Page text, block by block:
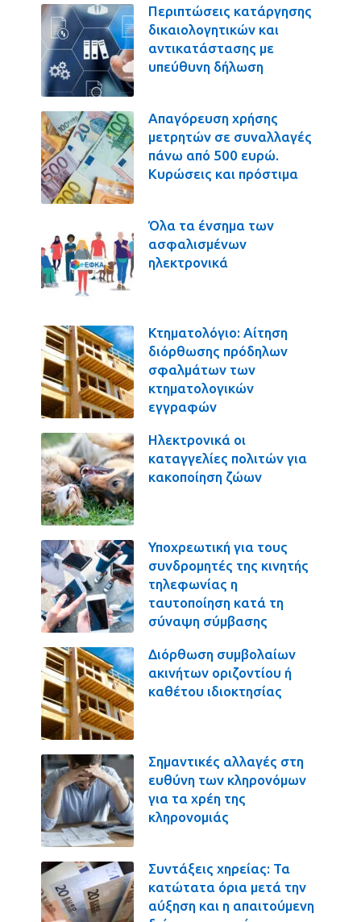
Περιπτώσεις κατάργησης
δικαιολογητικών και
αντικατάστασης με
υπεύθυνη δήλωση
Απαγόρευση χρήσης
μετρητών σε συναλλαγές
πάνω από 500 ευρώ.
Κυρώσεις και πρόστιμα
Όλα τα ένσημα των
ασφαλισμένων
ηλεκτρονικά
Κτηματολόγιο: Αίτηση
διόρθωσης πρόδηλων
σφαλμάτων των
κτηματολογικών
εγγραφών
Ηλεκτρονικά οι
καταγγελίες πολιτών για
κακοποίηση ζώων
Υποχρεωτική για τους
συνδρομητές της κινητής
τηλεφωνίας η
ταυτοποίηση κατά τη
σύναψη σύμβασης
Διόρθωση συμβολαίων
ακινήτων οριζοντίου ή
καθέτου ιδιοκτησίας
Σημαντικές αλλαγές στη
ευθύνη των κληρονόμων
για τα χρέη της
κληρονομιάς
Συντάξεις χηρείας: Τα
κατώτατα όρια μετά την
αύξηση και η απαιτούμενη